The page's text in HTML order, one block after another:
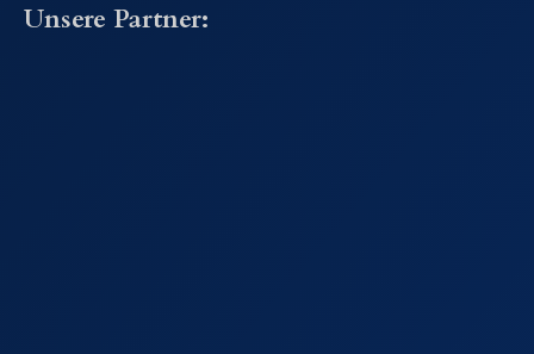
Unsere Partner: